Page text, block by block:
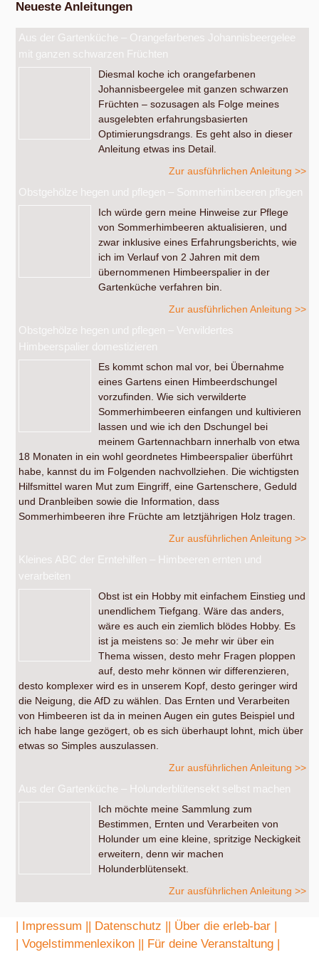
Neueste Anleitungen
Aus der Gartenküche – Orangefarbenes Johannisbeergelee
mit ganzen schwarzen Früchten
Diesmal koche ich orangefarbenen
Johannisbeergelee mit ganzen schwarzen
Früchten – sozusagen als Folge meines
ausgelebten erfahrungsbasierten
Optimierungsdrangs. Es geht also in dieser
Anleitung etwas ins Detail.
Zur ausführlichen Anleitung >>
Obstgehölze hegen und pflegen – Sommerhimbeeren pflegen
Ich würde gern meine Hinweise zur Pflege
von Sommerhimbeeren aktualisieren, und
zwar inklusive eines Erfahrungsberichts, wie
ich im Verlauf von 2 Jahren mit dem
übernommenen Himbeerspalier in der
Gartenküche verfahren bin.
Zur ausführlichen Anleitung >>
Obstgehölze hegen und pflegen – Verwildertes
Himbeerspalier domestizieren
Es kommt schon mal vor, bei Übernahme
eines Gartens einen Himbeerdschungel
vorzufinden. Wie sich verwilderte
Sommerhimbeeren einfangen und kultivieren
lassen und wie ich den Dschungel bei
meinem Gartennachbarn innerhalb von etwa
18 Monaten in ein wohl geordnetes Himbeerspalier überführt
habe, kannst du im Folgenden nachvollziehen. Die wichtigsten
Hilfsmittel waren Mut zum Eingriff, eine Gartenschere, Geduld
und Dranbleiben sowie die Information, dass
Sommerhimbeeren ihre Früchte am letztjährigen Holz tragen.
Zur ausführlichen Anleitung >>
Kleines ABC der Erntehilfen – Himbeeren ernten und
verarbeiten
Obst ist ein Hobby mit einfachem Einstieg und
unendlichem Tiefgang. Wäre das anders,
wäre es auch ein ziemlich blödes Hobby. Es
ist ja meistens so: Je mehr wir über ein
Thema wissen, desto mehr Fragen ploppen
auf, desto mehr können wir differenzieren,
desto komplexer wird es in unserem Kopf, desto geringer wird
die Neigung, die AfD zu wählen. Das Ernten und Verarbeiten
von Himbeeren ist da in meinen Augen ein gutes Beispiel und
ich habe lange gezögert, ob es sich überhaupt lohnt, mich über
etwas so Simples auszulassen.
Zur ausführlichen Anleitung >>
Aus der Gartenküche – Holunderblütensekt selbst machen
Ich möchte meine Sammlung zum
Bestimmen, Ernten und Verarbeiten von
Holunder um eine kleine, spritzige Neckigkeit
erweitern, denn wir machen
Holunderblütensekt.
Zur ausführlichen Anleitung >>
| Impressum || Datenschutz || Über die erleb-bar |
| Vogelstimmenlexikon || Für deine Veranstaltung |